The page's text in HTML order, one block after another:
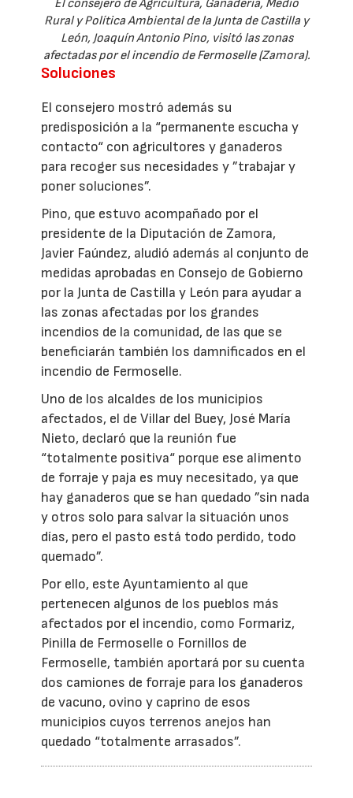
El consejero de Agricultura, Ganadería, Medio
Rural y Política Ambiental de la Junta de Castilla y
León, Joaquín Antonio Pino, visitó las zonas
afectadas por el incendio de Fermoselle (Zamora).
Soluciones
El consejero mostró además su
predisposición a la “permanente escucha y
contacto“ con agricultores y ganaderos
para recoger sus necesidades y ”trabajar y
poner soluciones”.
Pino, que estuvo acompañado por el
presidente de la Diputación de Zamora,
Javier Faúndez, aludió además al conjunto de
medidas aprobadas en Consejo de Gobierno
por la Junta de Castilla y León para ayudar a
las zonas afectadas por los grandes
incendios de la comunidad, de las que se
beneficiarán también los damnificados en el
incendio de Fermoselle.
Uno de los alcaldes de los municipios
afectados, el de Villar del Buey, José María
Nieto, declaró que la reunión fue
“totalmente positiva“ porque ese alimento
de forraje y paja es muy necesitado, ya que
hay ganaderos que se han quedado ”sin nada
y otros solo para salvar la situación unos
días, pero el pasto está todo perdido, todo
quemado”.
Por ello, este Ayuntamiento al que
pertenecen algunos de los pueblos más
afectados por el incendio, como Formariz,
Pinilla de Fermoselle o Fornillos de
Fermoselle, también aportará por su cuenta
dos camiones de forraje para los ganaderos
de vacuno, ovino y caprino de esos
municipios cuyos terrenos anejos han
quedado “totalmente arrasados”.